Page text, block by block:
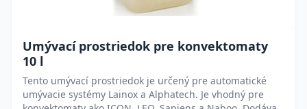
Umývací prostriedok pre konvektomaty
10 l
Tento umývací prostriedok je určený pre automatické
umývacie systémy Lainox a Alphatech. Je vhodný pre